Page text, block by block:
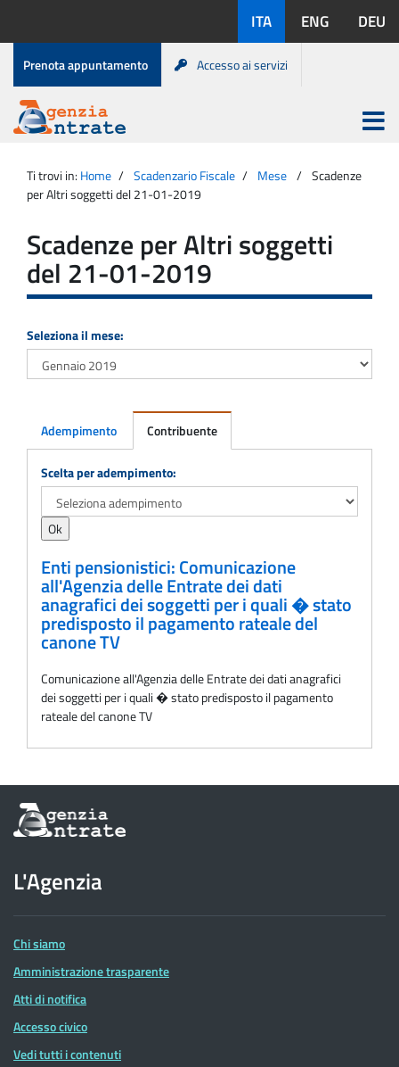
contenuto
disponibili:
ITA ENG DEU
Menu
di
servizio
Prenota appuntamento Accesso ai servizi
Agenzia
Entrate
Apri
menu
principale
Ti trovi in: Home Scadenzario Fiscale Mese
Scadenze
per Altri soggetti del 21-01-2019
Scadenze per Altri soggetti
del 21-01-2019
Seleziona il mese:
Adempimento Contribuente
Adempimento
Scelta per adempimento:
Enti pensionistici: Comunicazione
all'Agenzia delle Entrate dei dati
anagrafici dei soggetti per i quali � stato
predisposto il pagamento rateale del
canone TV
Comunicazione all'Agenzia delle Entrate dei dati anagrafici
dei soggetti per i quali � stato predisposto il pagamento
rateale del canone TV
Informazioni
sul
dell'Agenzia
delle
Entrate
L'Agenzia
Chi siamo
Amministrazione trasparente
Atti di notifica
Accesso civico
Vedi tutti i contenuti